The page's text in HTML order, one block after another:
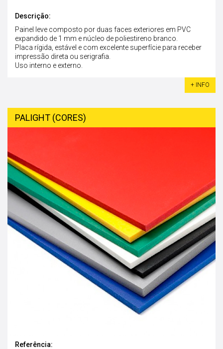
Descrição:
Painel leve composto por duas faces exteriores em PVC
expandido de 1 mm e núcleo de poliestireno branco.
Placa rígida, estável e com excelente superfície para receber
impressão direta ou serigrafia.
Uso interno e externo.
+ INFO
PALIGHT (CORES)
Referência: